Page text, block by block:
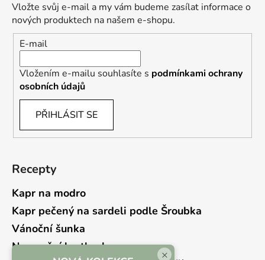
Vložte svůj e-mail a my vám budeme zasílat informace o
nových produktech na našem e-shopu.
E-mail
Vložením e-mailu souhlasíte s podmínkami ochrany
osobních údajů
PŘIHLÁSIT SE
Recepty
Kapr na modro
Kapr pečený na sardeli podle Šroubka
Vánoční šunka
Novoroční hrstkovka
×